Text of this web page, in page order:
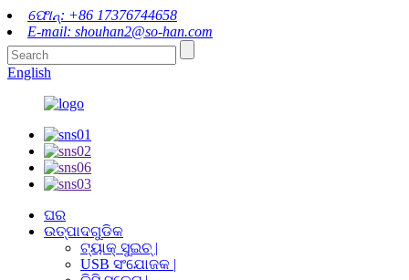
ଫୋନ୍: +86 17376744658
E-mail: shouhan2@so-han.com
English
ଘର
ଉତ୍ପାଦଗୁଡିକ
ଟ୍ୟାକ୍ ସୁଇଚ୍ |
USB ସଂଯୋଜକ |